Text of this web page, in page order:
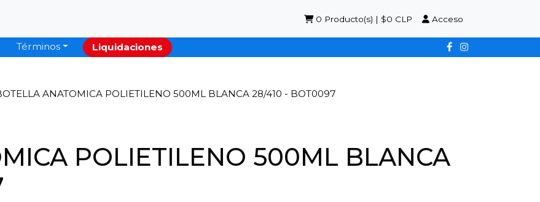
0 Producto(s) | $0 CLP Acceso
Términos Liquidaciones
ANATOMICA POLIETILENO 500ML BLANCA 28/410 - BOT0097
POLIETILENO 500ML BLANCA